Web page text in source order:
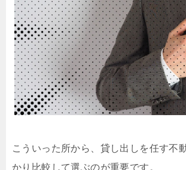
こういった所から、貸し出しを任す不
かり比較して選ぶのが重要です。